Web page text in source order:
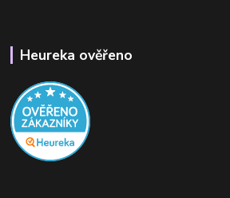
Heureka ověřeno